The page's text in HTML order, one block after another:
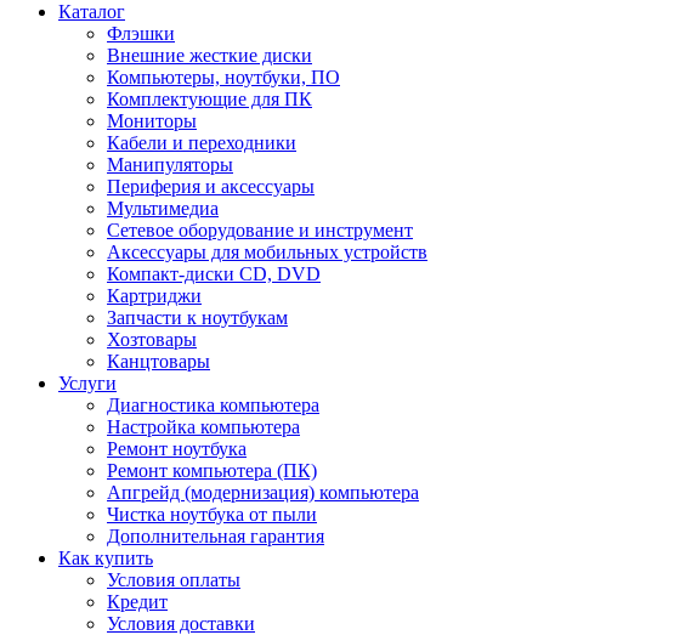
Каталог
Флэшки
Внешние жесткие диски
Компьютеры, ноутбуки, ПО
Комплектующие для ПК
Мониторы
Кабели и переходники
Манипуляторы
Периферия и аксессуары
Мультимедиа
Сетевое оборудование и инструмент
Аксессуары для мобильных устройств
Компакт-диски CD, DVD
Картриджи
Запчасти к ноутбукам
Хозтовары
Канцтовары
Услуги
Диагностика компьютера
Настройка компьютера
Ремонт ноутбука
Ремонт компьютера (ПК)
Апгрейд (модернизация) компьютера
Чистка ноутбука от пыли
Дополнительная гарантия
Как купить
Условия оплаты
Кредит
Условия доставки